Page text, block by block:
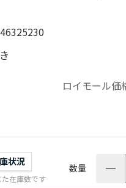
ロイモール価
状況
在庫数です
数量